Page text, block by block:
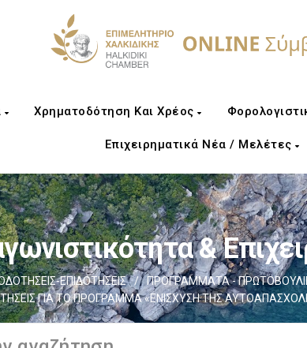
Χρηματοδότηση Και Χρέος
Επιχειρηματικά Νέα / Μελέτες
&
ΕΠΙΔΟΤΗΣΕΙΣ / ΠΡΟΓΡΑΜΜΑΤΑ -
ΓΙΑ ΤΟ ΠΡΟΓΡΑΜΜΑ «ΕΝΙΣΧΥΣΗ ΤΗΣ